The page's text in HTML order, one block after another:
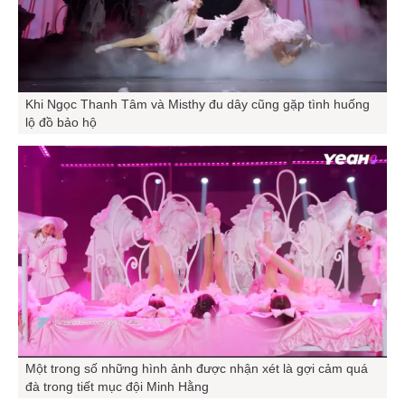
Khi Ngọc Thanh Tâm và Misthy đu dây cũng gặp tình huống
lộ đồ bảo hộ
Một trong số những hình ảnh được nhận xét là gợi cảm quá
đà trong tiết mục đội Minh Hằng